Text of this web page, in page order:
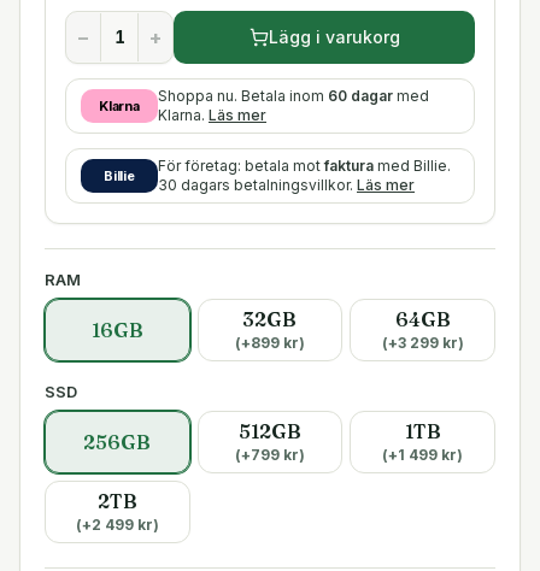
− + Lägg i varukorg
Klarna
Shoppa nu. Betala inom 60 dagar med
Klarna. Läs mer
Billie
För företag: betala motfaktura med Billie.
30 dagars betalningsvillkor. Läs mer
RAM
16GB 32GB
(+899kr)
64GB
(+3 299kr)
SSD
256GB 512GB
(+799kr)
1TB
(+1 499 kr)
2TB
(+2 499kr)